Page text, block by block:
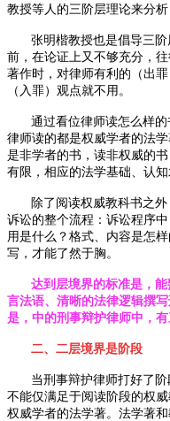
教授等人的三阶层理论来分析
张明楷教授也是倡导三
前，在论证上又不够充分，
著作时，对律师有利的（出
（入罪）观点就不用。
通过看位律师读怎么样
律师读的都是权威学者的法
是非学者的书，读非权威的
有限，相应的法学基础、认知
除了阅读权威教科书之
诉讼的整个流程：诉讼程序
用是什么？格式、内容是怎
写，才能了然于胸。
达到层境界的标准是，
言法语、清晰的法律逻辑撰
是，中的刑事辩护律师中，
二、二层境界是阶段
当刑事辩护律师打好了
不能仅满足于阅读阶段的权
权威学者的法学著。法学著